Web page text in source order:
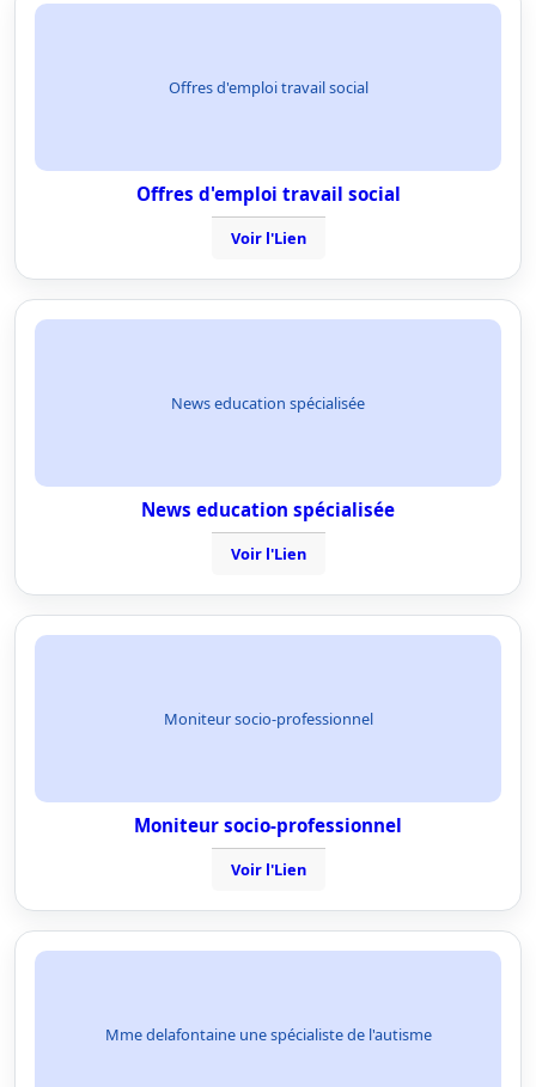
Offres d'emploi travail social
Offres d'emploi travail social
Voir l'Lien
News education spécialisée
News education spécialisée
Voir l'Lien
Moniteur socio-professionnel
Moniteur socio-professionnel
Voir l'Lien
Mme delafontaine une spécialiste de l'autisme